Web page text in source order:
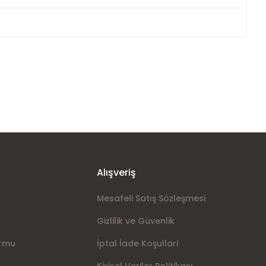
Alışveriş
Mesafeli Satış Sözleşmesi
Gizlilik ve Güvenlik
İptal İade Koşullari